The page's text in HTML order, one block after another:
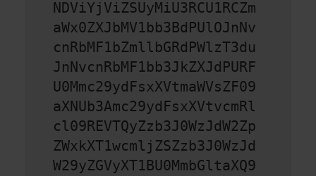
NDViYjViZSUyMiU3RCU1RCZm
aWx0ZXJbMV1bb3BdPUlOJnNv
cnRbMF1bZmllbGRdPWlzT3du
JnNvcnRbMF1bb3JkZXJdPURF
U0Mmc29ydFsxXVtmaWVsZF09
aXNUb3Amc29ydFsxXVtvcmRl
cl09REVTQyZzb3J0WzJdW2Zp
ZWxkXT1wcmljZSZzb3J0WzJd
W29yZGVyXT1BU0MmbGltaXQ9